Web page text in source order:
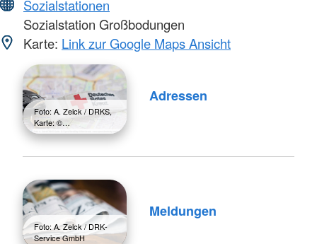
Sozialstationen
Sozialstation Großbodungen
Karte: Link zur Google Maps Ansicht
Foto: A. Zelck / DRKS,
Karte: ©…
Adressen
Foto: A. Zelck / DRK-
Service GmbH
Meldungen